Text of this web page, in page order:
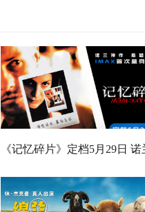
《记忆碎片》定档5月29日 诺
神作IMAX首次量身定制